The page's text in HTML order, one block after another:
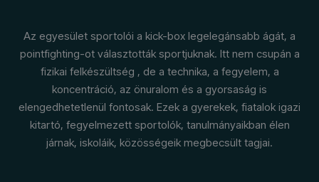
Az egyesület sportolói a kick-box legelegánsabb ágát, a
pointfighting-ot választották sportjuknak. Itt nem csupán a
fizikai felkészültség , de a technika, a fegyelem, a
koncentráció, az önuralom és a gyorsaság is
elengedhetetlenül fontosak. Ezek a gyerekek, fiatalok igazi
kitartó, fegyelmezett sportolók, tanulmányaikban élen
járnak, iskoláik, közösségeik megbecsült tagjai.